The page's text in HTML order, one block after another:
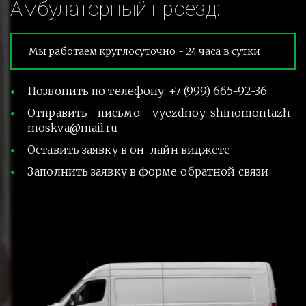
Амбулаторный проезд:
Мы работаем круглосуточно - 24 часа в сутки
Позвонить по телефону: +7 (999) 665-92-36
Отправить письмо: vyezdnoy-shinomontazh-
moskva@mail.ru
Оставить заявку в он-лайн виджете
Заполнить заявку в форме обратной связи